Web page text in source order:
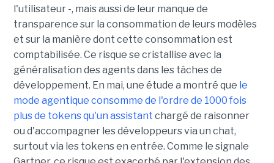
l'utilisateur -, mais aussi de leur manque de
transparence sur la consommation de leurs modèles
et sur la manière dont cette consommation est
comptabilisée. Ce risque se cristallise avec la
généralisation des agents dans les tâches de
développement. En mai, une étude a montré que le
mode agentique consomme de l'ordre de 1000 fois
plus de tokens qu'un assistant chargé de raisonner
ou d'accompagner les développeurs via un chat,
surtout via les tokens en entrée. Comme le signale